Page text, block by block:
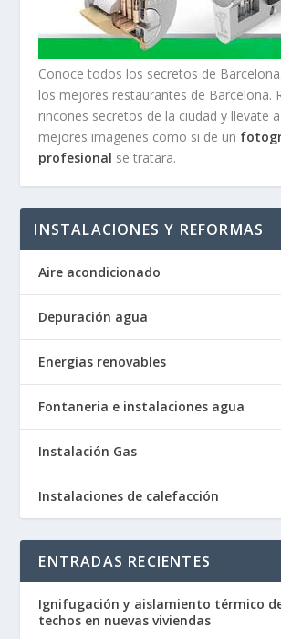
Conoce todos los secretos de
los mejores restaurantes de Barcelona.
rincones secretos de la ciudad y llevate
mejores imagenes como si de un
profesional se tratara.
INSTALACIONES Y REFORMAS
Aire acondicionado
Depuración agua
Energías renovables
Fontaneria e instalaciones agua
Instalación Gas
Instalaciones de calefacción
ENTRADAS RECIENTES
Ignifugación y aislamiento térmico
techos en nuevas viviendas